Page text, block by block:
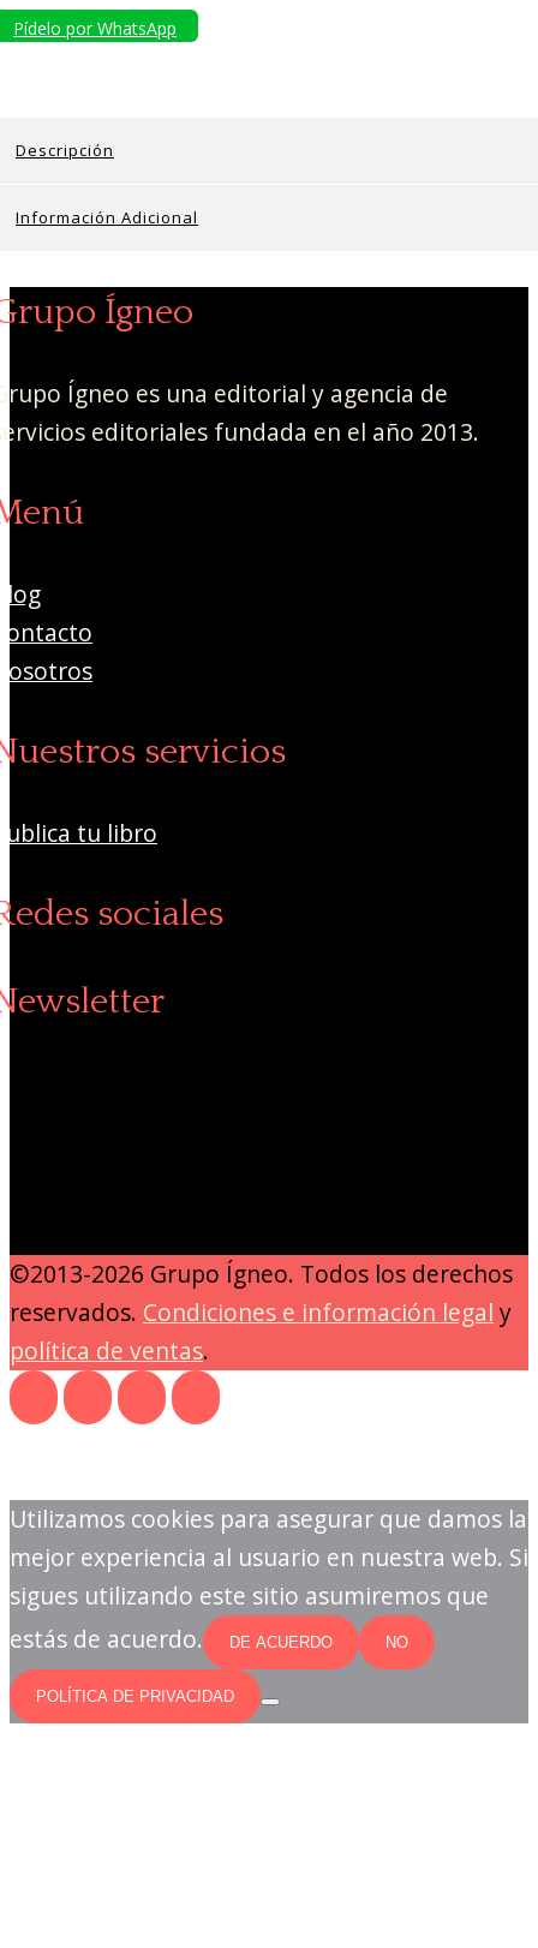
Pídelo por WhatsApp
Descripción
Información Adicional
Ígneo
Ígneo es una editorial y agencia de
editoriales fundada en el año 2013.
servicios
tu libro
sociales
©2013-2026 Grupo Ígneo. Todos los derechos
reservados. Condiciones e información legal y
política de ventas.
Utilizamos cookies para asegurar que damos la
mejor experiencia al usuario en nuestra web. Si
sigues utilizando este sitio asumiremos que
estás de acuerdo.
DE ACUERDO NO
POLÍTICA DE PRIVACIDAD